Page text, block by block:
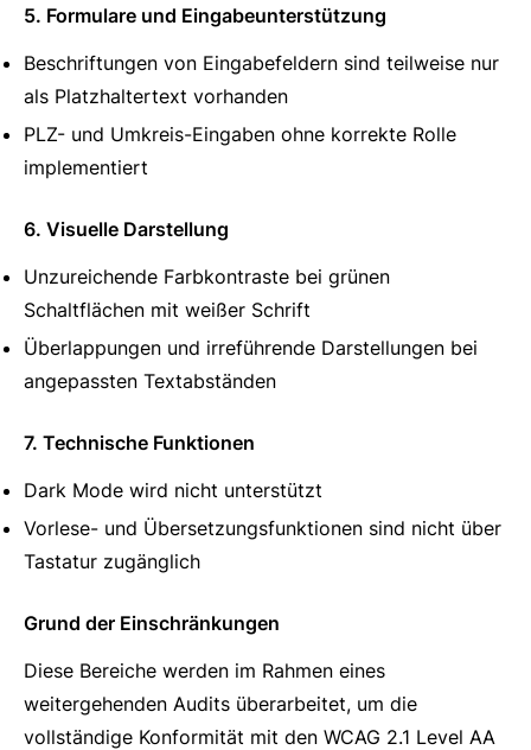
5. Formulare und Eingabeunterstützung
Beschriftungen von Eingabefeldern sind teilweise nur
als Platzhaltertext vorhanden
PLZ- und Umkreis-Eingaben ohne korrekte Rolle
implementiert
6. Visuelle Darstellung
Unzureichende Farbkontraste bei grünen
Schaltflächen mit weißer Schrift
Überlappungen und irreführende Darstellungen bei
angepassten Textabständen
7. Technische Funktionen
Dark Mode wird nicht unterstützt
Vorlese- und Übersetzungsfunktionen sind nicht über
Tastatur zugänglich
Grund der Einschränkungen
Diese Bereiche werden im Rahmen eines
weitergehenden Audits überarbeitet, um die
vollständige Konformität mit den WCAG 2.1 Level AA